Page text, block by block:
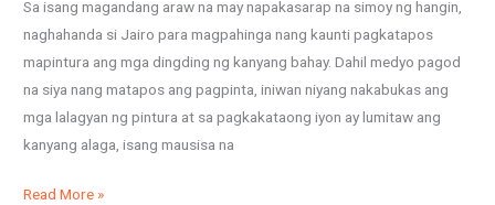
Sa isang magandang araw na may napakasarap na simoy ng hangin,
naghahanda si Jairo para magpahinga nang kaunti pagkatapos
mapintura ang mga dingding ng kanyang bahay. Dahil medyo pagod
na siya nang matapos ang pagpinta, iniwan niyang nakabukas ang
mga lalagyan ng pintura at sa pagkakataong iyon ay lumitaw ang
kanyang alaga, isang mausisa na
Read More »